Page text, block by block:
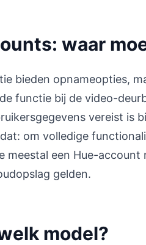
waar
bieden opnameopties,
functie bij de video-
vereist is
om volledige
meestal een Hue-account
gelden.
model?